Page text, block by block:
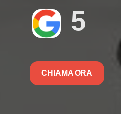
5
CHIAMA ORA